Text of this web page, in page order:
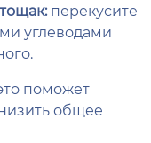
перекусите
углеводами
поможет
общее